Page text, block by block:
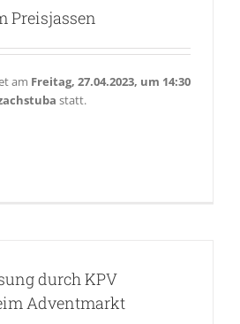
Preisjassen
am Freitag, 27.04.2023, um 14:30
statt.
durch KPV
Adventmarkt